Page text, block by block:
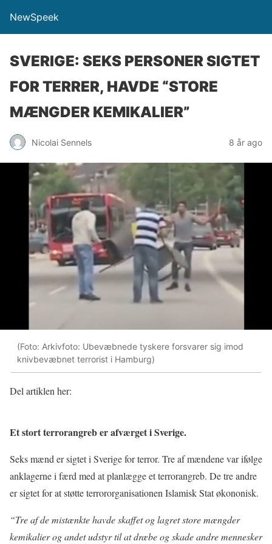
NewSpeek
SVERIGE: SEKS PERSONER SIGTET
FOR TERRER, HAVDE “STORE
MÆNGDER KEMIKALIER”
Nicolai Sennels 8 år ago
(Foto: Arkivfoto: Ubevæbnede tyskere forsvarer sig imod
knivbevæbnet terrorist i Hamburg)
Del artiklen her:
Et stort terrorangreb er afværget i Sverige.
Seks mænd er sigtet i Sverige for terror. Tre af mændene var ifølge
anklagerne i færd med at planlægge et terrorangreb. De tre andre
er sigtet for at støtte terrororganisationen Islamisk Stat økononisk.
“Tre af de mistænkte havde skaffet og lagret store mængder
kemikalier og andet udstyr til at dræbe og skade andre mennesker